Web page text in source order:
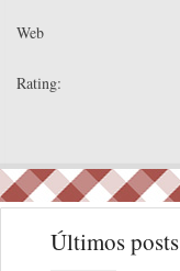
Web
Rating:
Últimos posts